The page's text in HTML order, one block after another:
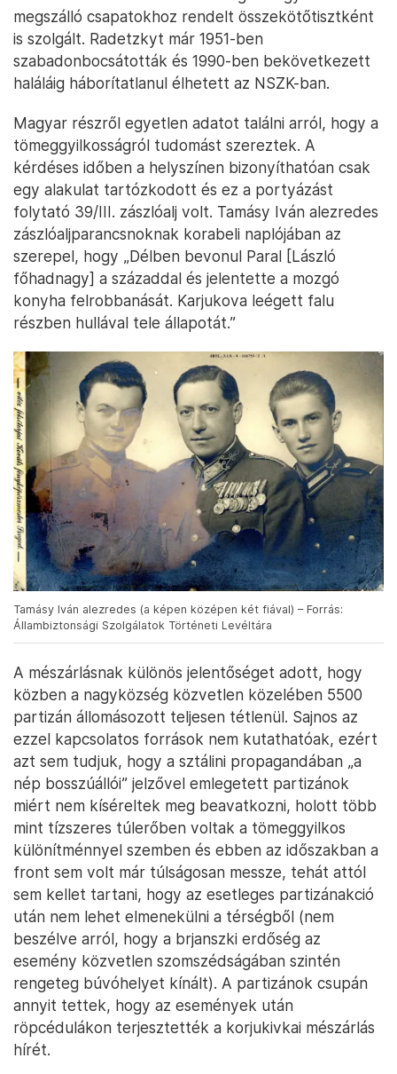
megszálló csapatokhoz rendelt összekötőtisztként
is szolgált. Radetzkyt már 1951-ben
szabadonbocsátották és 1990-ben bekövetkezett
haláláig háborítatlanul élhetett az NSZK-ban.
Magyar részről egyetlen adatot találni arról, hogy a
tömeggyilkosságról tudomást szereztek. A
kérdéses időben a helyszínen bizonyíthatóan csak
egy alakulat tartózkodott és ez a portyázást
folytató 39/III. zászlóalj volt. Tamásy Iván alezredes
zászlóaljparancsnoknak korabeli naplójában az
szerepel, hogy „Délben bevonul Paral [László
főhadnagy] a századdal és jelentette a mozgó
konyha felrobbanását. Karjukova leégett falu
részben hullával tele állapotát.”
Tamásy Iván alezredes (a képen középen két fiával) – Forrás:
Állambiztonsági Szolgálatok Történeti Levéltára
A mészárlásnak különös jelentőséget adott, hogy
közben a nagyközség közvetlen közelében 5500
partizán állomásozott teljesen tétlenül. Sajnos az
ezzel kapcsolatos források nem kutathatóak, ezért
azt sem tudjuk, hogy a sztálini propagandában „a
nép bosszúállói” jelzővel emlegetett partizánok
miért nem kíséreltek meg beavatkozni, holott több
mint tízszeres túlerőben voltak a tömeggyilkos
különítménnyel szemben és ebben az időszakban a
front sem volt már túlságosan messze, tehát attól
sem kellet tartani, hogy az esetleges partizánakció
után nem lehet elmenekülni a térségből (nem
beszélve arról, hogy a brjanszki erdőség az
esemény közvetlen szomszédságában szintén
rengeteg búvóhelyet kínált). A partizánok csupán
annyit tettek, hogy az események után
röpcédulákon terjesztették a korjukivkai mészárlás
hírét.